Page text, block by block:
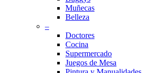
Muñecas
Belleza
–
Doctores
Cocina
Supermercado
Juegos de Mesa